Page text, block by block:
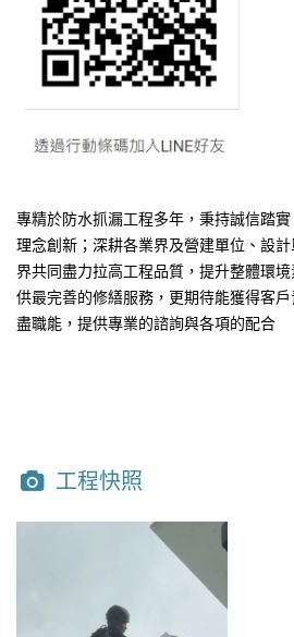
專精於防水抓漏工程多年，秉持誠信踏實
理念創新；深耕各業界及營建單位、設
界共同盡力拉高工程品質，提升整體環
供最完善的修繕服務，更期待能獲得客
盡職能，提供專業的諮詢與各項的配合
工程快照